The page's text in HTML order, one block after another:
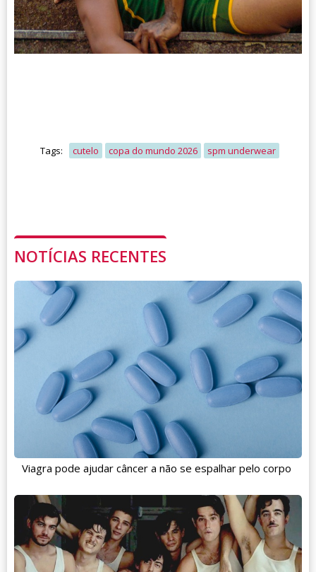
Tags: cutelo copa do mundo 2026 spm underwear
NOTÍCIAS RECENTES
Viagra pode ajudar câncer a não se espalhar pelo corpo